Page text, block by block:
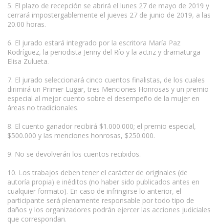
5. El plazo de recepción se abrirá el lunes 27 de mayo de 2019 y
cerrará impostergablemente el jueves 27 de junio de 2019, a las
20.00 horas.
6. El jurado estará integrado por la escritora María Paz
Rodríguez, la periodista Jenny del Río y la actriz y dramaturga
Elisa Zulueta.
7. El jurado seleccionará cinco cuentos finalistas, de los cuales
dirimirá un Primer Lugar, tres Menciones Honrosas y un premio
especial al mejor cuento sobre el desempeño de la mujer en
áreas no tradicionales.
8. El cuento ganador recibirá $1.000.000; el premio especial,
$500.000 y las menciones honrosas, $250.000.
9. No se devolverán los cuentos recibidos.
10. Los trabajos deben tener el carácter de originales (de
autoría propia) e inéditos (no haber sido publicados antes en
cualquier formato). En caso de infringirse lo anterior, el
participante será plenamente responsable por todo tipo de
daños y los organizadores podrán ejercer las acciones judiciales
que correspondan.